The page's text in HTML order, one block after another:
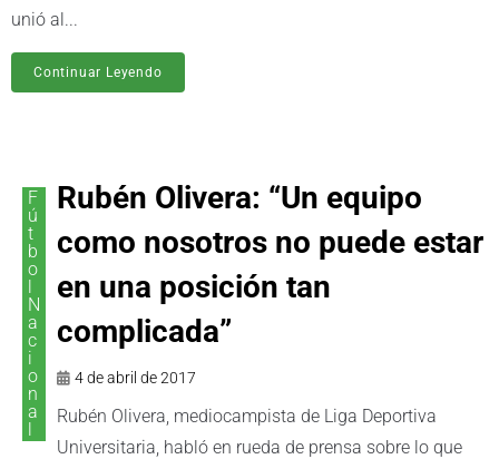
unió al...
Continuar Leyendo
F
ú
t
b
o
l
N
a
c
i
o
n
a
l
Rubén Olivera: “Un equipo
como nosotros no puede estar
en una posición tan
complicada”
4 de abril de 2017
Rubén Olivera, mediocampista de Liga Deportiva
Universitaria, habló en rueda de prensa sobre lo que